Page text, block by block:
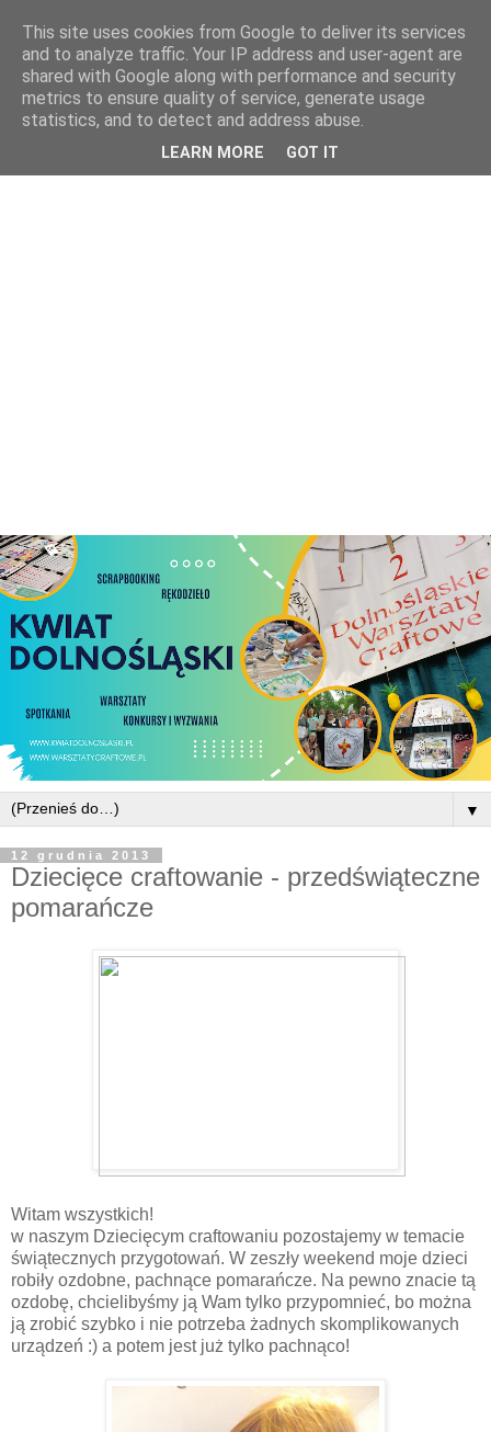
▼
12 grudnia 2013
Dziecięce craftowanie - przedświąteczne
pomarańcze
Witam wszystkich!
w naszym Dziecięcym craftowaniu pozostajemy w temacie
świątecznych przygotowań. W zeszły weekend moje dzieci
robiły ozdobne, pachnące pomarańcze. Na pewno znacie tą
ozdobę, chcielibyśmy ją Wam tylko przypomnieć, bo można
ją zrobić szybko i nie potrzeba żadnych skomplikowanych
urządzeń :) a potem jest już tylko pachnąco!
This site uses cookies from Google to deliver its services
and to analyze traffic. Your IP address and user-agent are
shared with Google along with performance and security
metrics to ensure quality of service, generate usage
statistics, and to detect and address abuse.
LEARN MORE GOT IT